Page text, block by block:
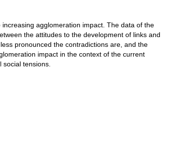
agglomeration impact. The data of the
the attitudes to the development of links and
pronounced the contradictions are, and the
impact in the context of the current
tensions.